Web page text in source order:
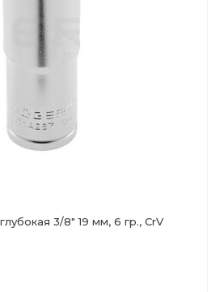
3/8" 19 мм, 6 гр., CrV